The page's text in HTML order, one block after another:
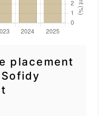
placement